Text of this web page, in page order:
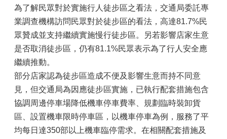
為了解民眾對於實施行人徒步區之看法，交通局委託專
業調查機構訪問民眾對於徒步區的看法，高達81.7%民
眾贊成並支持繼續實施慢行徒步區。另若影響店家生意
是否取消徒步區，仍有81.1%民眾表示為了行人安全應
繼續推動。
部分店家認為徒步區造成不便及影響生意而持不同意
見，但交通局為因應徒步區實施，已執行配套措施包含
協調周邊停車場降低機車停車費率、規劃臨時裝卸貨
區、設置機車限時停車區，以機車停車為例，服務了平
均每日達350部以上機車臨停需求。在相關配套措施及